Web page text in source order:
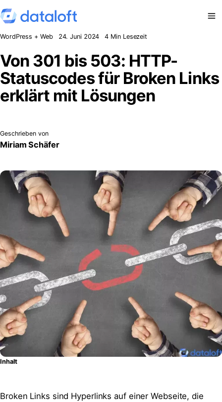
Zum Inhalt springen
WordPress + Web 24. Juni 2024 4 Min Lesezeit
Von 301 bis 503: HTTP-
Statuscodes für Broken Links
erklärt mit Lösungen
Geschrieben von
Miriam Schäfer
Inhalt
Broken Links sind Hyperlinks auf einer Webseite, die